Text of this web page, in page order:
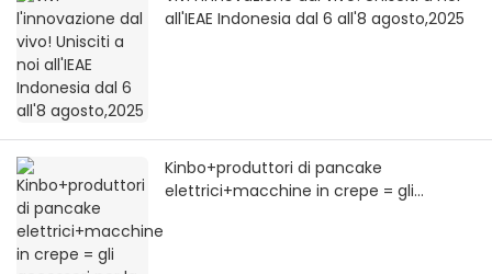
all'IEAE Indonesia dal 6 all'8 agosto,2025
Kinbo+produttori di pancake
elettrici+macchine in crepe = gli